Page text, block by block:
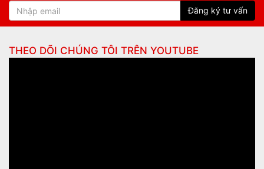
Đăng ký tư vấn
THEO DÕI CHÚNG TÔI TRÊN YOUTUBE